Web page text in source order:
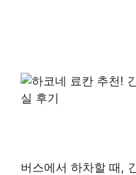
버스에서 하차할 때,